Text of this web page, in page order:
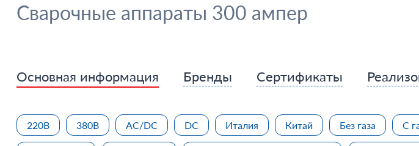
Сварочные аппараты 300 ампер
Основная информация Бренды Сертификаты
220В 380В AC/DC DC Италия Китай Без газа С